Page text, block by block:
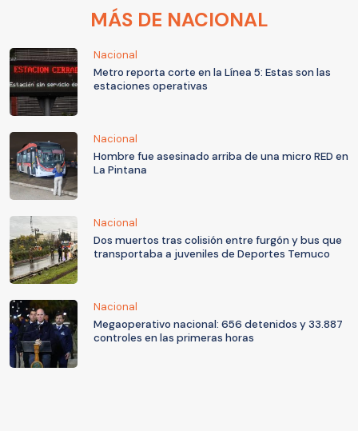
MÁS DE NACIONAL
Nacional
Metro reporta corte en la Línea 5: Estas son las
estaciones operativas
Nacional
Hombre fue asesinado arriba de una micro RED en
La Pintana
Nacional
Dos muertos tras colisión entre furgón y bus que
transportaba a juveniles de Deportes Temuco
Nacional
Megaoperativo nacional: 656 detenidos y 33.887
controles en las primeras horas